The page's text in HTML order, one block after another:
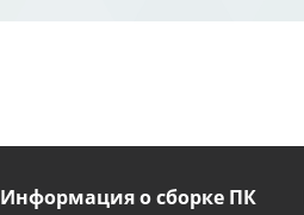
Информация о сборке ПК